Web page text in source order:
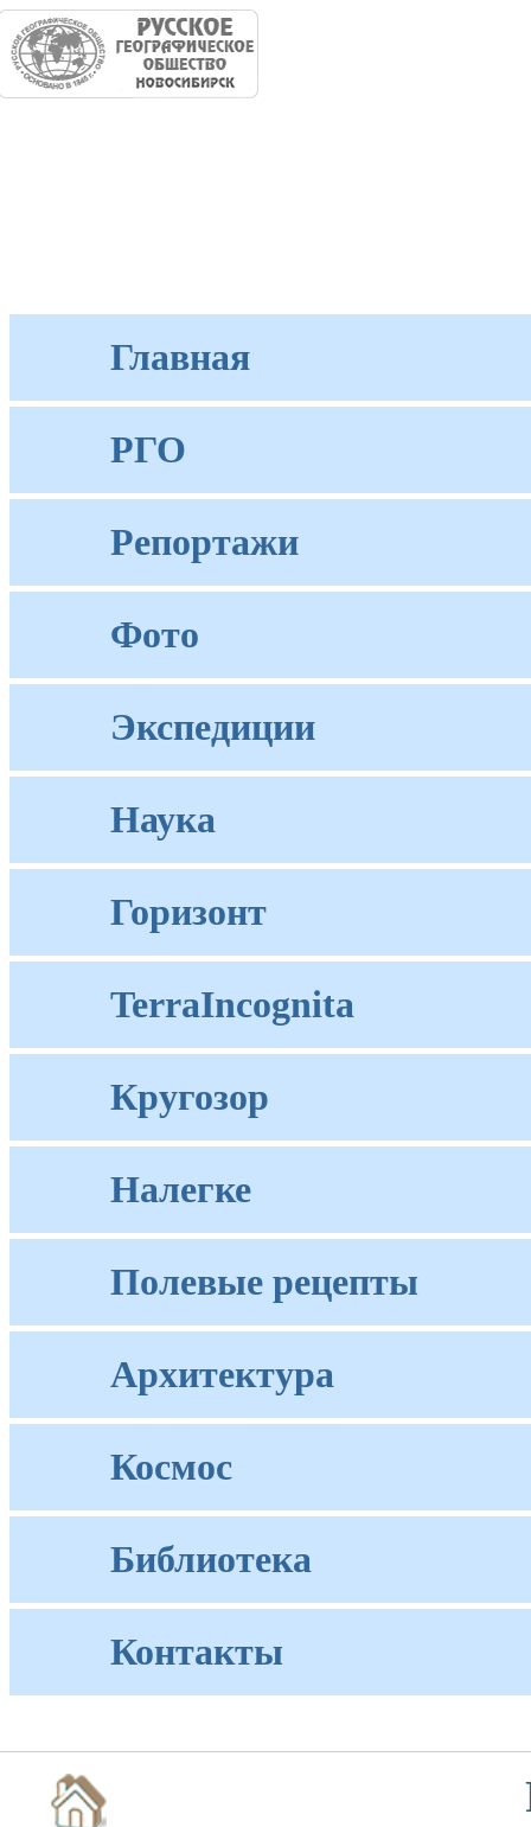
Главная
РГО
Репортажи
Фото
Экспедиции
Наука
Горизонт
TerraIncognita
Кругозор
Налегке
Полевые рецепты
Архитектура
Космос
Библиотека
Контакты